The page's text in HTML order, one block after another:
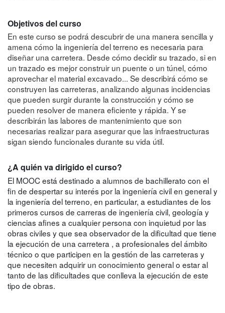
Objetivos del curso
En este curso se podrá descubrir de una manera sencilla y
amena cómo la ingeniería del terreno es necesaria para
diseñar una carretera. Desde cómo decidir su trazado, si en
un trazado es mejor construir un puente o un túnel, cómo
aprovechar el material excavado... Se describirá cómo se
construyen las carreteras, analizando algunas incidencias
que pueden surgir durante la construcción y cómo se
pueden resolver de manera eficiente y rápida. Y se
describirán las labores de mantenimiento que son
necesarias realizar para asegurar que las infraestructuras
sigan siendo funcionales durante su vida útil.
¿A quién va dirigido el curso?
El MOOC está destinado a alumnos de bachillerato con el
fin de despertar su interés por la ingeniería civil en general y
la ingeniería del terreno, en particular, a estudiantes de los
primeros cursos de carreras de ingeniería civil, geología y
ciencias afines a cualquier persona con inquietud por las
obras civiles y que sea observador de la dificultad que tiene
la ejecución de una carretera , a profesionales del ámbito
técnico o que participen en la gestión de las carreteras y
que necesiten adquirir un conocimiento general o estar al
tanto de las dificultades que conlleva la ejecución de este
tipo de obras.